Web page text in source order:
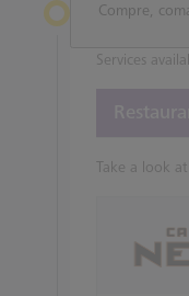
Compre,
Services
Take a look